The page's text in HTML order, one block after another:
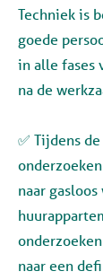
Techniek is
goede
in alle fases
na de
✅ Tijdens
naar
naar een